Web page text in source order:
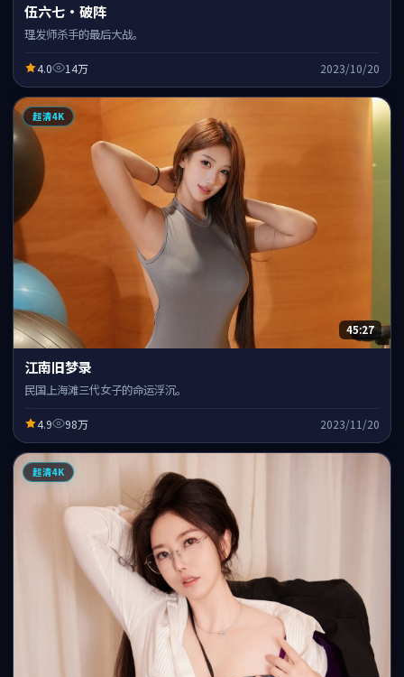
伍六七·破阵
理发师杀手的最后大战。
4.0 14万 2023/10/20
超清4K
45:27
江南旧梦录
民国上海滩三代女子的命运浮沉。
4.9 98万 2023/11/20
超清4K